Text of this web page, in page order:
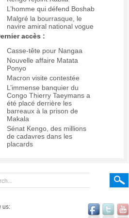
L’homme qui défend Boshab
Malgré la bourrasque, le
navire amiral national vogue
accès :
Casse-tête pour Nangaa
Nouvelle affaire Matata
Ponyo
Macron visite contestée
L’immense banquier du
Congo Thierry Taeymans a
été placé derrière les
barreaux à la prison de
Makala
Sénat Kengo, des millions
de cadavres dans les
placards
us: